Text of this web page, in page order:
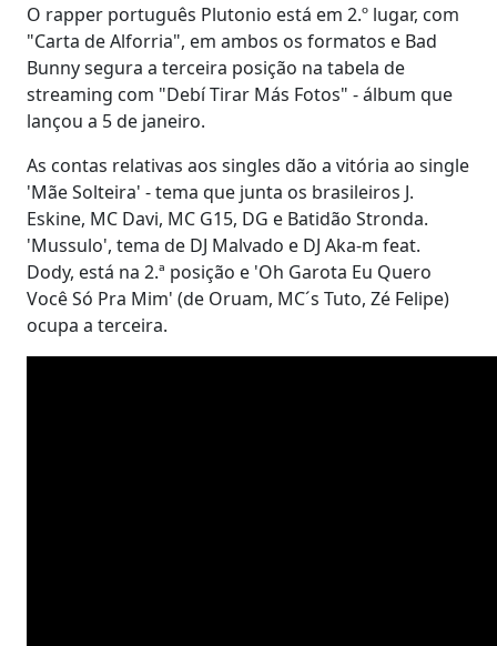
O rapper português Plutonio está em 2.º lugar, com
"Carta de Alforria", em ambos os formatos e Bad
Bunny segura a terceira posição na tabela de
streaming com "Debí Tirar Más Fotos" - álbum que
lançou a 5 de janeiro.
As contas relativas aos singles dão a vitória ao single
'Mãe Solteira' - tema que junta os brasileiros J.
Eskine, MC Davi, MC G15, DG e Batidão Stronda.
'Mussulo', tema de DJ Malvado e DJ Aka-m feat.
Dody, está na 2.ª posição e 'Oh Garota Eu Quero
Você Só Pra Mim' (de Oruam, MC´s Tuto, Zé Felipe)
ocupa a terceira.